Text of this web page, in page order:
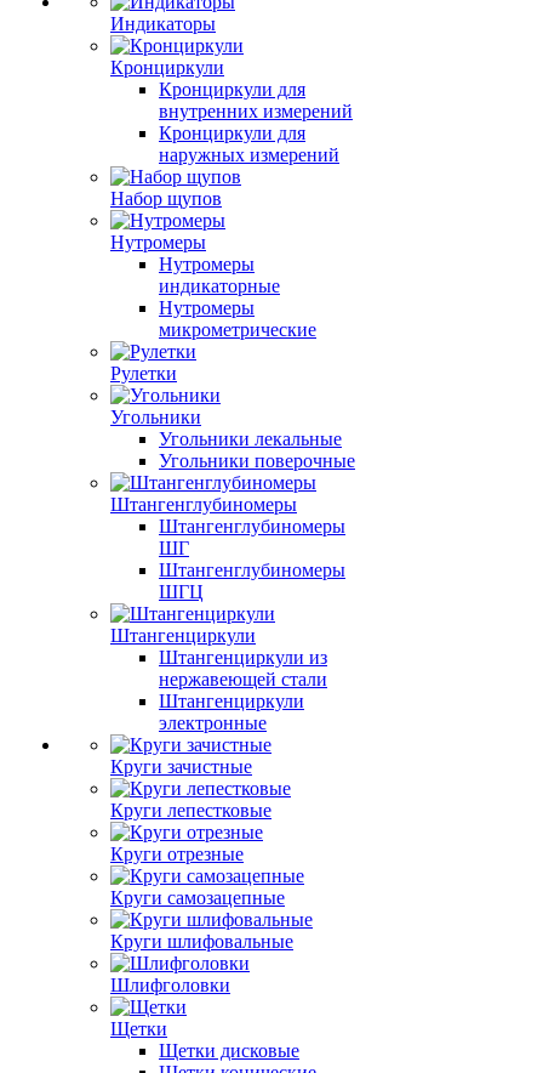
Индикаторы
Кронциркули
Кронциркули для
внутренних измерений
Кронциркули для
наружных измерений
Набор щупов
Нутромеры
Нутромеры
индикаторные
Нутромеры
микрометрические
Рулетки
Угольники
Угольники лекальные
Угольники поверочные
Штангенглубиномеры
Штангенглубиномеры
ШГ
Штангенглубиномеры
ШГЦ
Штангенциркули
Штангенциркули из
нержавеющей стали
Штангенциркули
электронные
Круги зачистные
Круги лепестковые
Круги отрезные
Круги самозацепные
Круги шлифовальные
Шлифголовки
Щетки
Щетки дисковые